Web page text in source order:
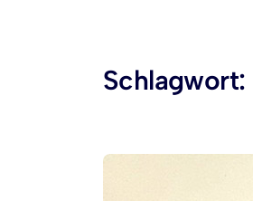
Schlagwort: